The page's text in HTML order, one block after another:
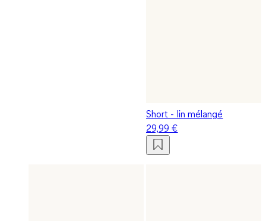
Short - lin mélangé
29,99 €